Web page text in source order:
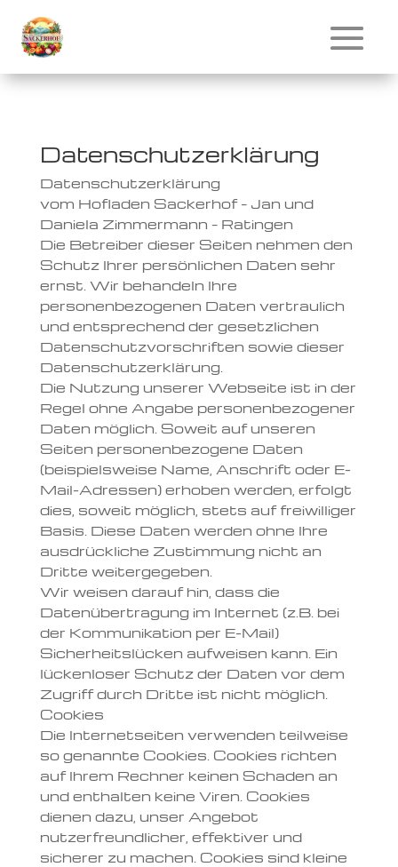
Datenschutzerklärung
Datenschutzerklärung
vom Hofladen Sackerhof – Jan und
Daniela Zimmermann – Ratingen
Die Betreiber dieser Seiten nehmen den
Schutz Ihrer persönlichen Daten sehr
ernst. Wir behandeln Ihre
personenbezogenen Daten vertraulich
und entsprechend der gesetzlichen
Datenschutzvorschriften sowie dieser
Datenschutzerklärung.
Die Nutzung unserer Webseite ist in der
Regel ohne Angabe personenbezogener
Daten möglich. Soweit auf unseren
Seiten personenbezogene Daten
(beispielsweise Name, Anschrift oder E-
Mail-Adressen) erhoben werden, erfolgt
dies, soweit möglich, stets auf freiwilliger
Basis. Diese Daten werden ohne Ihre
ausdrückliche Zustimmung nicht an
Dritte weitergegeben.
Wir weisen darauf hin, dass die
Datenübertragung im Internet (z.B. bei
der Kommunikation per E-Mail)
Sicherheitslücken aufweisen kann. Ein
lückenloser Schutz der Daten vor dem
Zugriff durch Dritte ist nicht möglich.
Cookies
Die Internetseiten verwenden teilweise
so genannte Cookies. Cookies richten
auf Ihrem Rechner keinen Schaden an
und enthalten keine Viren. Cookies
dienen dazu, unser Angebot
nutzerfreundlicher, effektiver und
sicherer zu machen. Cookies sind kleine